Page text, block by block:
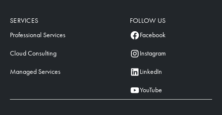
SERVICES
Professional Services
Cloud Consulting
Managed Services
FOLLOW US
Facebook
Instagram
LinkedIn
YouTube